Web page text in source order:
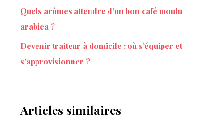
Quels arômes attendre d’un bon café moulu
arabica ?
Devenir traiteur à domicile : où s’équiper et
s’approvisionner ?
Articles similaires